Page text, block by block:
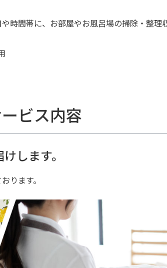
時間帯に、お部屋やお風呂場の掃除・整
ビス内容
します。
ります。